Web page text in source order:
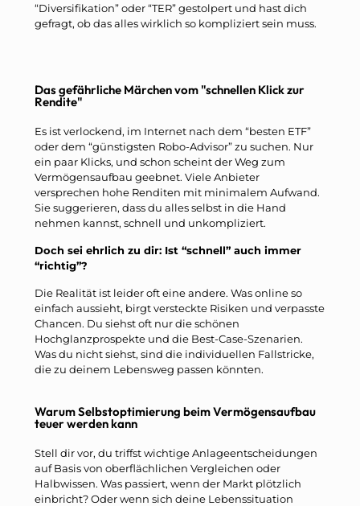
“Diversifikation” oder “TER” gestolpert und hast dich
gefragt, ob das alles wirklich so kompliziert sein muss.
Das gefährliche Märchen vom "schnellen Klick zur
Rendite"
Es ist verlockend, im Internet nach dem “besten ETF”
oder dem “günstigsten Robo-Advisor” zu suchen. Nur
ein paar Klicks, und schon scheint der Weg zum
Vermögensaufbau geebnet. Viele Anbieter
versprechen hohe Renditen mit minimalem Aufwand.
Sie suggerieren, dass du alles selbst in die Hand
nehmen kannst, schnell und unkompliziert.
Doch sei ehrlich zu dir: Ist “schnell” auch immer
“richtig”?
Die Realität ist leider oft eine andere. Was online so
einfach aussieht, birgt versteckte Risiken und verpasste
Chancen. Du siehst oft nur die schönen
Hochglanzprospekte und die Best-Case-Szenarien.
Was du nicht siehst, sind die individuellen Fallstricke,
die zu deinem Lebensweg passen könnten.
Warum Selbstoptimierung beim Vermögensaufbau
teuer werden kann
Stell dir vor, du triffst wichtige Anlageentscheidungen
auf Basis von oberflächlichen Vergleichen oder
Halbwissen. Was passiert, wenn der Markt plötzlich
einbricht? Oder wenn sich deine Lebenssituation